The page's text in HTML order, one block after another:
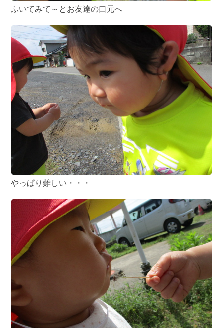
ふいてみて～とお友達の口元へ
やっぱり難しい・・・